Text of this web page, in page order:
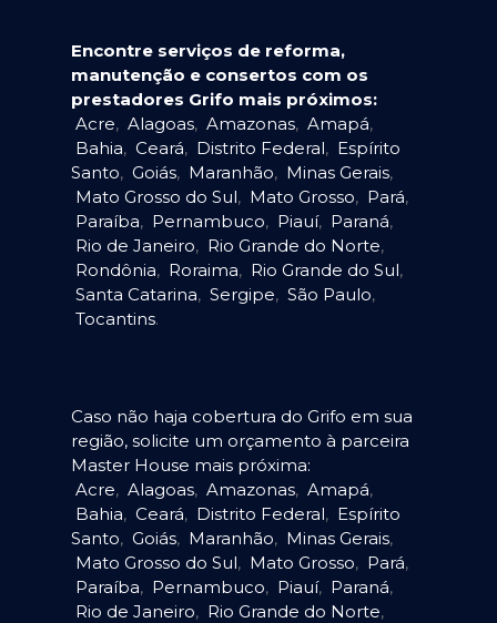
Encontre serviços de reforma,
manutenção e consertos com os
prestadores Grifo mais próximos:
Acre, Alagoas, Amazonas, Amapá,
Bahia, Ceará, Distrito Federal, Espírito
Santo, Goiás, Maranhão, Minas Gerais,
Mato Grosso do Sul, Mato Grosso, Pará,
Paraíba, Pernambuco, Piauí, Paraná,
Rio de Janeiro, Rio Grande do Norte,
Rondônia, Roraima, Rio Grande do Sul,
Santa Catarina, Sergipe, São Paulo,
Tocantins.
Caso não haja cobertura do Grifo em sua
região, solicite um orçamento à parceira
Master House mais próxima:
Acre, Alagoas, Amazonas, Amapá,
Bahia, Ceará, Distrito Federal, Espírito
Santo, Goiás, Maranhão, Minas Gerais,
Mato Grosso do Sul, Mato Grosso, Pará,
Paraíba, Pernambuco, Piauí, Paraná,
Rio de Janeiro, Rio Grande do Norte,